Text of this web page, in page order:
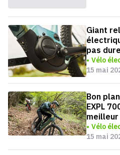
Giant
pas
Vélo
15 mai
Bon
EXPL
Vélo
15 mai